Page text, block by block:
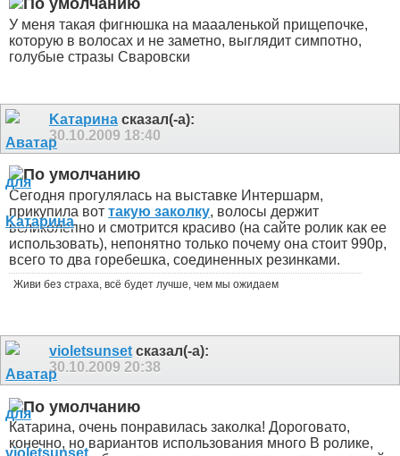
У меня такая фигнюшка на маааленькой прищепочке,
которую в волосах и не заметно, выглядит симпотно,
голубые стразы Сваровски
Kатарина сказал(-а):
30.10.2009 18:40
Сегодня прогулялась на выставке Интершарм,
прикупила вот такую заколку, волосы держит
великолепно и смотрится красиво (на сайте ролик как ее
использовать), непонятно только почему она стоит 990р,
всего то два горебешка, соединенных резинками.
Живи без страха, всё будет лучше, чем мы ожидаем
violetsunset сказал(-а):
30.10.2009 20:38
Катарина, очень понравилась заколка! Дороговато,
конечно, но вариантов использования много В ролике,